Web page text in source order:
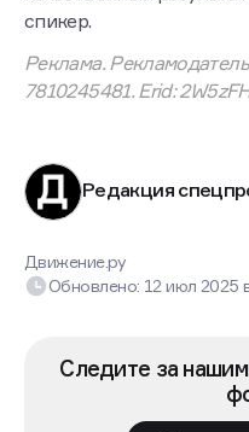
спикер.
Реклама.
7810245481. Erid:
Редакция
Движение.ру
Обновлено: 12 июл 2025
Следите за